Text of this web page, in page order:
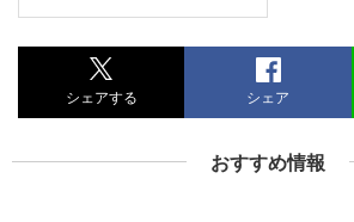
シェアする シェア
おすすめ情報